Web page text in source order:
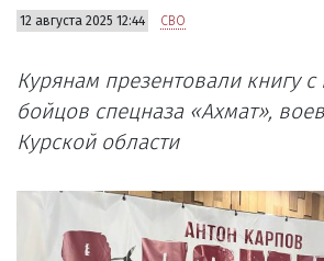
12 августа 2025 12:44 СВО
Курянам презентовали книгу
бойцов спецназа «Ахмат»,
Курской области